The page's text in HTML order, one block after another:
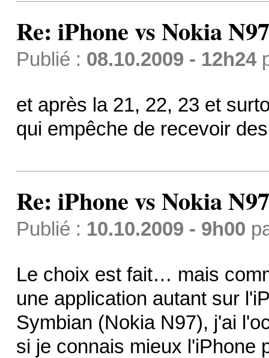
Re: iPhone vs Nokia N97
Publié : 08.10.2009 - 12h24
et après la 21, 22, 23 et
qui empêche de recevoir
Re: iPhone vs Nokia N97
Publié : 10.10.2009 - 9h00
Le choix est fait… mais
une application autant sur
Symbian (Nokia N97), j'ai
si je connais mieux l'iPhone